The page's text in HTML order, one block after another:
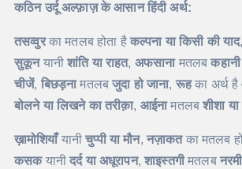
कठिन उर्दू अल्फ़ाज़ के आसान हिंदी अर्थ:
तसव्वुरका मतलब होता है कल्पना या किसी की याद
सुकूनयानीशांति या राहत, अफसानामतलब
चीजें, बिछड़नामतलबजुदा हो जाना, रूहका अर्थ है
बोलने या लिखने का तरीक़ा, आईनामतलबशीशा या
ख़ामोशियाँयानीचुप्पी या मौन, नज़ाकतका मतलब
कसकयानीदर्द या अधूरापन,शाइस्तगीमतलब